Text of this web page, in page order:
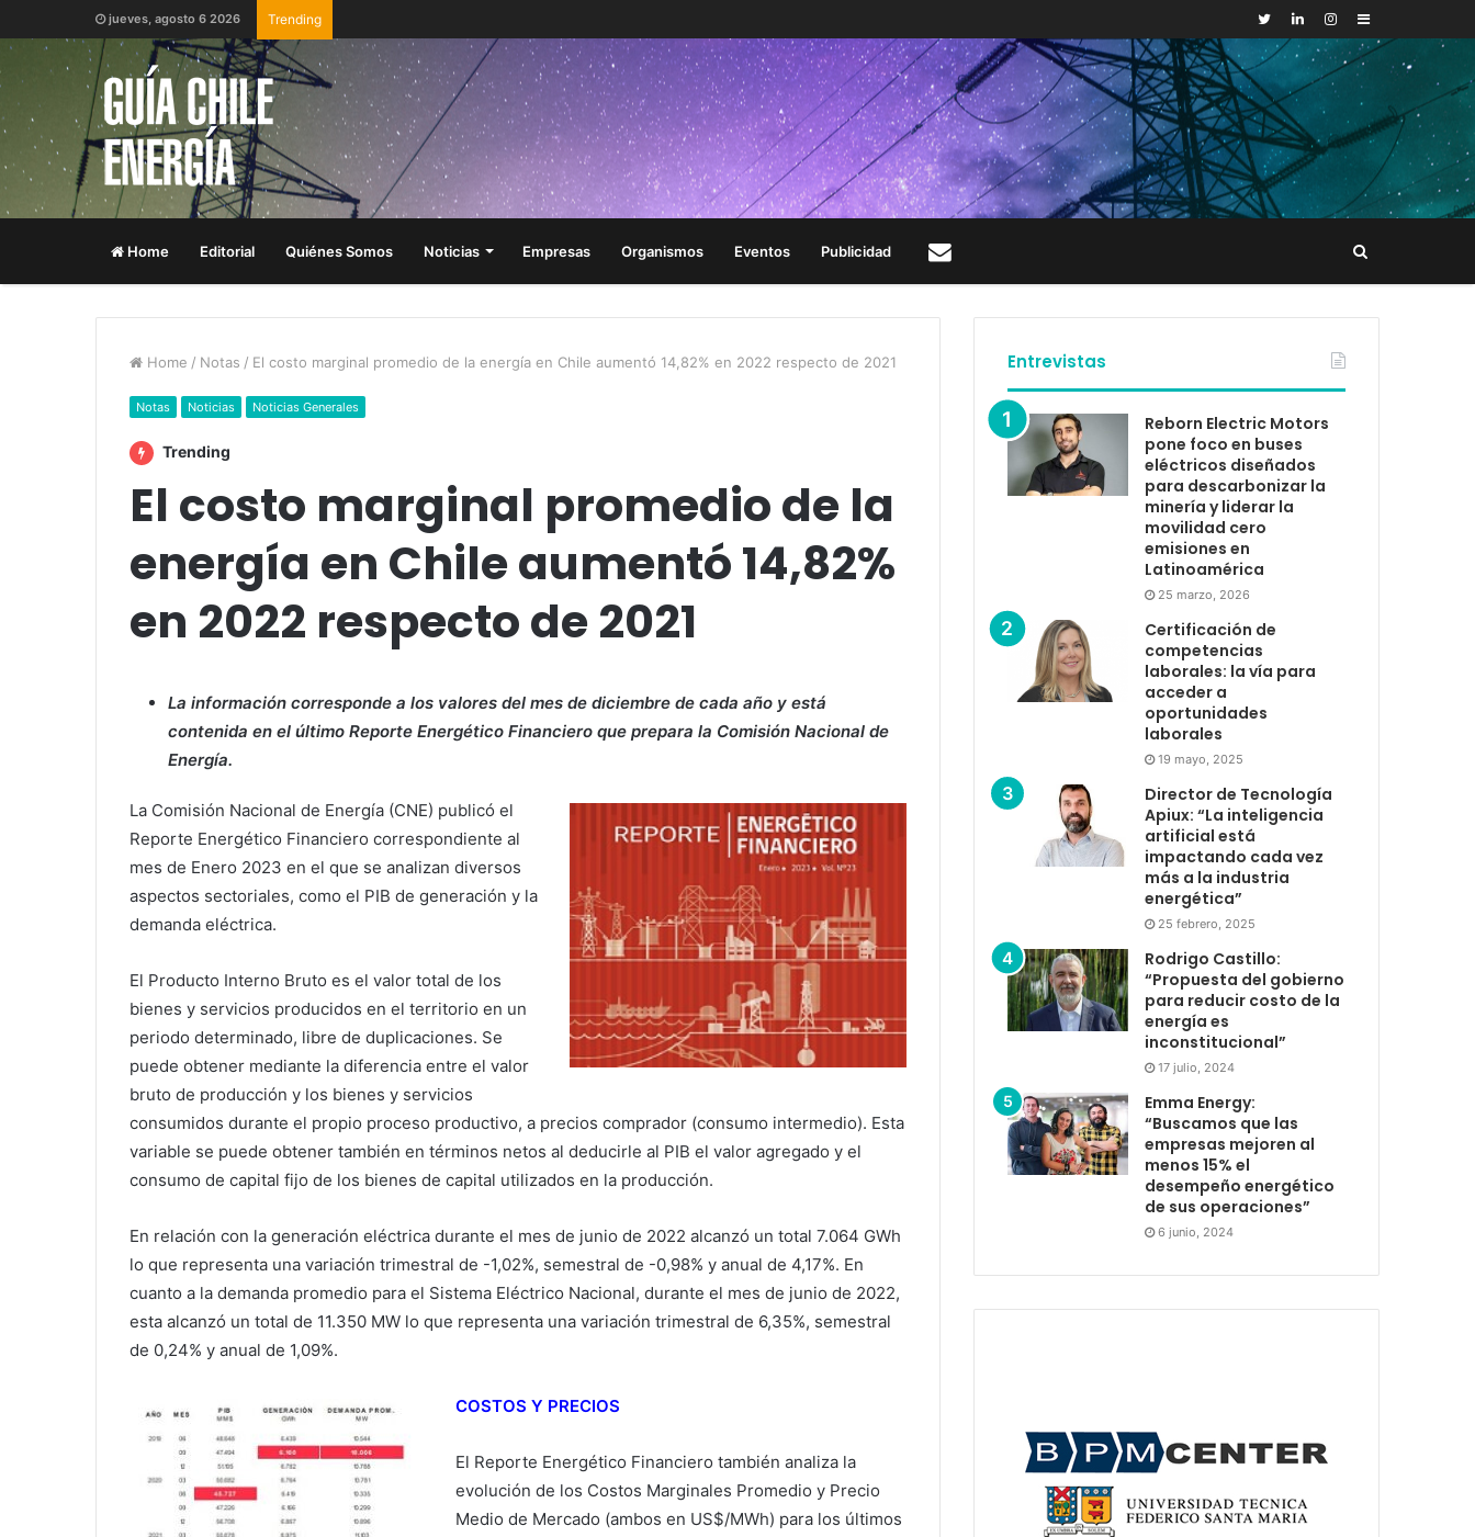
jueves, agosto 6 2026 Trending Sidebar
Home Editorial Quiénes Somos Noticias Empresas Organismos Eventos Publicidad
Home / Notas / El costo marginal promedio de la energía en Chile aumentó 14,82% en 2022 respecto de 2021
Notas Noticias Noticias Generales
Trending
El costo marginal promedio de la
energía en Chile aumentó 14,82%
en 2022 respecto de 2021
La información corresponde a los valores del mes de diciembre de cada año y está
contenida en el último Reporte Energético Financiero que prepara la Comisión Nacional de
Energía.
La Comisión Nacional de Energía (CNE) publicó el
Reporte Energético Financiero correspondiente al
mes de Enero 2023 en el que se analizan diversos
aspectos sectoriales, como el PIB de generación y la
demanda eléctrica.
El Producto Interno Bruto es el valor total de los
bienes y servicios producidos en el territorio en un
periodo determinado, libre de duplicaciones. Se
puede obtener mediante la diferencia entre el valor
bruto de producción y los bienes y servicios
consumidos durante el propio proceso productivo, a precios comprador (consumo intermedio). Esta
variable se puede obtener también en términos netos al deducirle al PIB el valor agregado y el
consumo de capital fijo de los bienes de capital utilizados en la producción.
En relación con la generación eléctrica durante el mes de junio de 2022 alcanzó un total 7.064 GWh
lo que representa una variación trimestral de -1,02%, semestral de -0,98% y anual de 4,17%. En
cuanto a la demanda promedio para el Sistema Eléctrico Nacional, durante el mes de junio de 2022,
esta alcanzó un total de 11.350 MW lo que representa una variación trimestral de 6,35%, semestral
de 0,24% y anual de 1,09%.
COSTOS Y PRECIOS
El Reporte Energético Financiero también analiza la
evolución de los Costos Marginales Promedio y Precio
Medio de Mercado (ambos en US$/MWh) para los últimos
Entrevistas
Reborn Electric Motors
pone foco en buses
eléctricos diseñados
para descarbonizar la
minería y liderar la
movilidad cero
emisiones en
Latinoamérica
25 marzo, 2026
Certificación de
competencias
laborales: la vía para
acceder a
oportunidades
laborales
19 mayo, 2025
Director de Tecnología
Apiux: “La inteligencia
artificial está
impactando cada vez
más a la industria
energética”
25 febrero, 2025
Rodrigo Castillo:
“Propuesta del gobierno
para reducir costo de la
energía es
inconstitucional”
17 julio, 2024
Emma Energy:
“Buscamos que las
empresas mejoren al
menos 15% el
desempeño energético
de sus operaciones”
6 junio, 2024